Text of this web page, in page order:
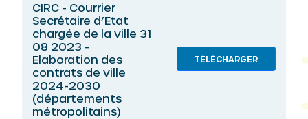
CIRC - Courrier
Secrétaire d’Etat
chargée de la ville 31
08 2023 -
Elaboration des
contrats de ville
2024-2030
(départements
métropolitains)
TÉLÉCHARGER